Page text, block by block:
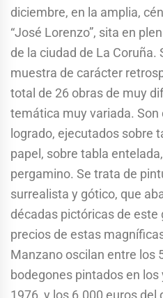
diciembre, en la amplia,
“José Lorenzo”, sita en
de la ciudad de La Coruña.
muestra de carácter
total de 26 obras de muy
temática muy variada. Son
logrado, ejecutados sobre
papel, sobre tabla
pergamino. Se trata de
surrealista y gótico, que
décadas pictóricas de
precios de estas
Manzano oscilan entre los
bodegones pintados en
1976, y los 6.000 euros del